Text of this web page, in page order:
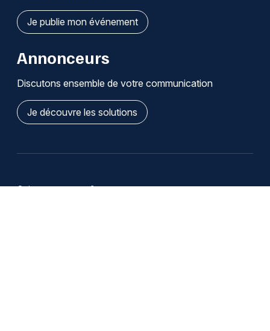
Je publie mon événement
Annonceurs
Discutons ensemble de votre communication
Je découvre les solutions
Qui sommes-nous ?